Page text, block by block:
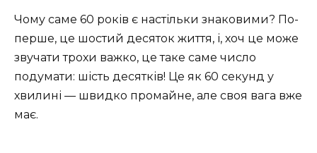
Чому саме 60 років є настільки знаковими? По-
перше, це шостий десяток життя, і, хоч це може
звучати трохи важко, це таке саме число
подумати: шість десятків! Це як 60 секунд у
хвилині — швидко промайне, але своя вага вже
має.